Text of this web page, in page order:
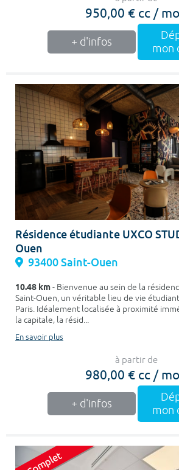
950,00 € cc /
+ d'infos
mon
Résidence étudiante UXCO
Ouen
93400 Saint-Ouen
10.48 km- Bienvenue au sein de la
Saint-Ouen, un véritable lieu de vie
Paris. Idéalement localisée à proximité
la capitale, la résid...
En savoir plus
à partir de
980,00 € cc /
+ d'infos
mon